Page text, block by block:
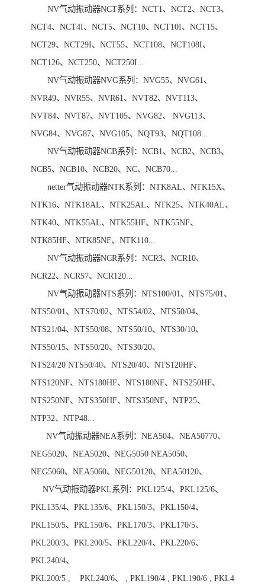
NV气动振动器NCT系列：NCT1、NCT2、NCT3、
NCT4、NCT4I、NCT5、NCT10、NCT10I、NCT15、
NCT29、NCT29I、NCT55、NCT108、NCT108I、
NCT126、NCT250、NCT250I...
NV气动振动器NVG系列：NVG55、NVG61、
NVR49、NVR55、NVR61、NVT82、NVT113、
NVT84、NVT87、NVT105、NVG82、 NVG113、
NVG84、NVG87、NVG105、NQT93、NQT108...
NV气动振动器NCB系列：NCB1、NCB2、NCB3、
NCB5、NCB10、NCB20、NC、NCB70...
netter气动振动器NTK系列：NTK8AL、NTK15X、
NTK16、NTK18AL、NTK25AL、NTK25、NTK40AL、
NTK40、NTK55AL、NTK55HF、NTK55NF、
NTK85HF、NTK85NF、NTK110...
NV气动振动器NCR系列：NCR3、NCR10、
NCR22、NCR57、NCR120...
NV气动振动器NTS系列：NTS100/01、NTS75/01、
NTS50/01、NTS70/02、NTS54/02、NTS50/04、
NTS21/04、NTS50/08、NTS50/10、NTS30/10、
NTS50/15、NTS50/20、NTS30/20、
NTS24/20 NTS50/40、NTS20/40、NTS120HF、
NTS120NF、NTS180HF、NTS180NF、NTS250HF、
NTS250NF、NTS350HF、NTS350NF、NTP25、
NTP32、NTP48...
NV气动振动器NEA系列：NEA504、NEA50770、
NEG5020、NEA5020、NEG5050 NEA5050、
NEG5060、NEA5060、NEG50120、NEA50120、
NV气动振动器PKL系列：PKL125/4、PKL125/6、
PKL135/4、PKL135/6、PKL150/3、PKL150/4、
PKL150/5、PKL150/6、PKL170/3、PKL170/5、
PKL200/3、PKL200/5、PKL220/4、PKL220/6、
PKL240/4、
PKL200/5 , PKL240/6、 , PKL190/4 , PKL190/6 , PKL4